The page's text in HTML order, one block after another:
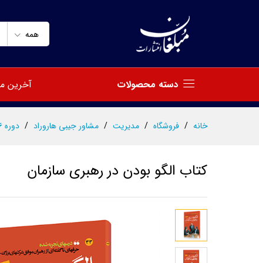
همه
دسته محصولات آخرین
خانه / فروشگاه / مدیریت / مشاور جیبی هاروراد / دوره ۶ جلدی درسهای تجربه شده
کتاب الگو بودن در رهبری سازمان